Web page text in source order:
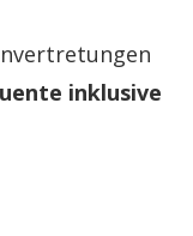
inklusive